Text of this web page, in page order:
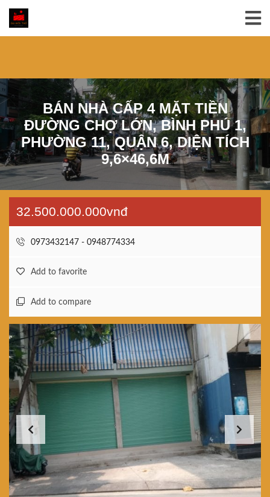
BÁN NHÀ CẤP 4 MẶT TIỀN
ĐƯỜNG CHỢ LỚN, BÌNH PHÚ 1,
PHƯỜNG 11, QUẬN 6, DIỆN TÍCH
9,6×46,6M
32.500.000.000vnđ
0973432147 - 0948774334
Add to favorite
Add to compare